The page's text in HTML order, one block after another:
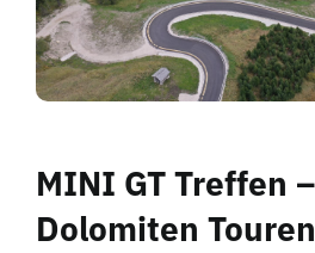
MINI GT Treffen
Dolomiten Touren